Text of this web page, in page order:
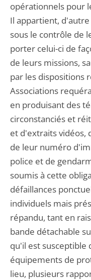
opérationnels pour
Il appartient,
sous le contrôle de
porter celui-ci de
de leurs missions,
par les dispositions
Associations
en produisant des
circonstanciés et
et d'extraits vidéos,
de leur numéro
police et de
soumis à cette
défaillances
individuels mais
répandu, tant en
bande détachable
qu'il est
équipements de
lieu, plusieurs